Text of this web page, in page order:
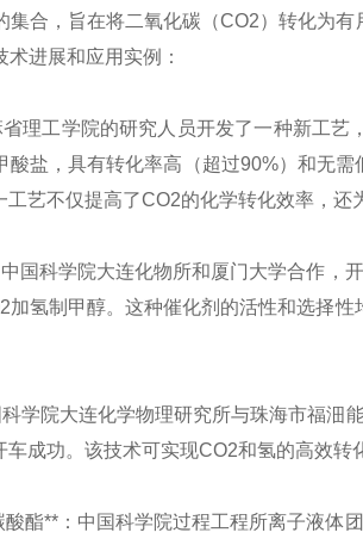
合，旨在将二氧化碳（CO2）转化为
进展和应用实例：
理工学院的研究人员开发了一种新工
酸盐，具有转化率高（超过90%）和无
艺不仅提高了CO2的化学转化效率，还
国科学院大连化物所和厦门大学合作，
加氢制甲醇。这种催化剂的活性和选择
学院大连化学物理研究所与珠海市福沺
成功。该技术可实现CO2和氢的高效转
酯**：中国科学院过程工程所离子液体